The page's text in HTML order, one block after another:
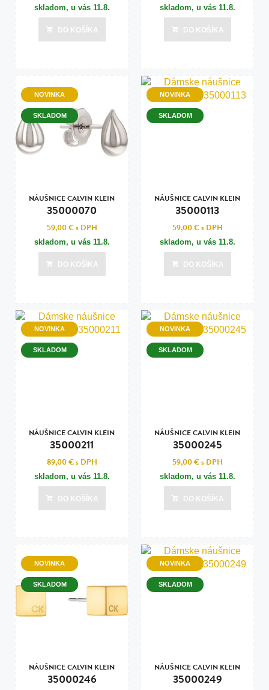
skladom, u vás 11.8.
DO KOŠÍKA
skladom, u vás 11.8.
DO KOŠÍKA
NOVINKA
SKLADOM
NÁUŠNICE CALVIN KLEIN
35000070
59,00 €s DPH
skladom, u vás 11.8.
DO KOŠÍKA
NOVINKA
SKLADOM
NÁUŠNICE CALVIN KLEIN
35000113
59,00 €s DPH
skladom, u vás 11.8.
DO KOŠÍKA
NOVINKA
SKLADOM
NÁUŠNICE CALVIN KLEIN
35000211
89,00 €s DPH
skladom, u vás 11.8.
DO KOŠÍKA
NOVINKA
SKLADOM
NÁUŠNICE CALVIN KLEIN
35000245
59,00 €s DPH
skladom, u vás 11.8.
DO KOŠÍKA
NOVINKA
SKLADOM
NÁUŠNICE CALVIN KLEIN
35000246
NOVINKA
SKLADOM
NÁUŠNICE CALVIN KLEIN
35000249